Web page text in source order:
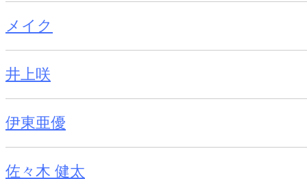
メイク
井上咲
伊東亜優
佐々木 健太